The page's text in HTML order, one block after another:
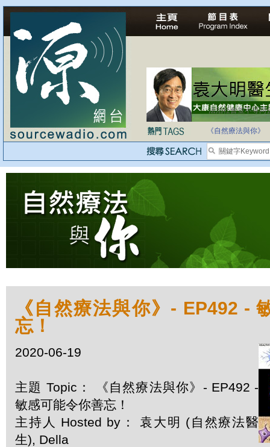
法治社會並不等同
《自然療法與你》
《自然療法與你》- EP492 -
忘！
2020-06-19
主題 Topic： 《自然療法與你》- EP492 -
敏感可能令你善忘！
主持人 Hosted by： 袁大明 (自然療法醫
生), Della